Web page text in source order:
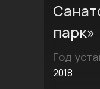
парк»
Год
2018